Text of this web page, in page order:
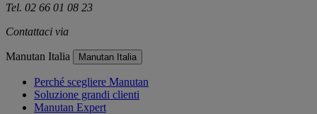
Tel. 02 66 01 08 23
Contattaci via
Manutan Italia Manutan Italia
Perché scegliere Manutan
Soluzione grandi clienti
Manutan Expert